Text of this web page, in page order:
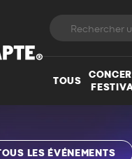
TOUS
LES ÉVÉNEMENTS